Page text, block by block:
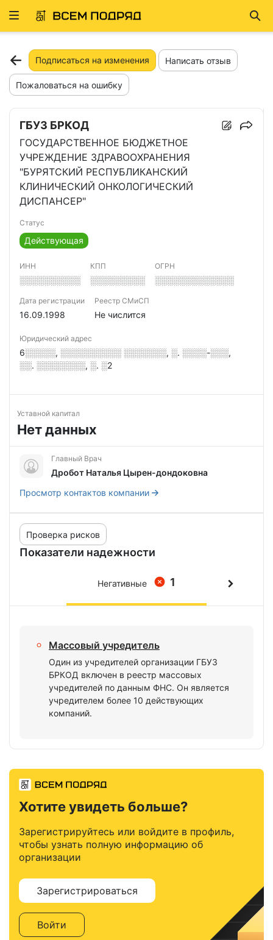
Развернуть
Подписаться на изменения Написать отзыв
Пожаловаться на ошибку
ГБУЗ БРКОД
ГОСУДАРСТВЕННОЕ БЮДЖЕТНОЕ
УЧРЕЖДЕНИЕ ЗДРАВООХРАНЕНИЯ
"БУРЯТСКИЙ РЕСПУБЛИКАНСКИЙ
КЛИНИЧЕСКИЙ ОНКОЛОГИЧЕСКИЙ
ДИСПАНСЕР"
Статус
Действующая
ИНН
░░░░░░░░░░
КПП
░░░░░░░░░
ОГРН
░░░░░░░░░░░░░
Дата регистрации
16.09.1998
Реестр СМиСП
Не числится
Юридический адрес
6░░░░░, ░░░░░░░░░░ ░░░░░░░, ░. ░░░░-░░░,
░░. ░░░░░░░░, ░. ░2
Уставной капитал
Нет данных
Главный Врач
Дробот Наталья Цырен-дондоковна
Просмотр контактов компании
Показатели надежности
Проверка рисков
1
Негативные
Массовый учредитель
Один из учредителей организации ГБУЗ
БРКОД включен в реестр массовых
учредителей по данным ФНС. Он является
учредителем более 10 действующих
компаний.
Хотите увидеть больше?
Зарегистрируйтесь или войдите в профиль,
чтобы узнать полную информацию об
организации
Зарегистрироваться
Войти